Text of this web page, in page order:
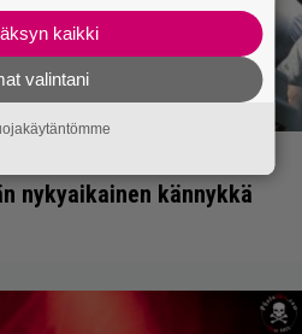
Bond-leffassa
nykyaikainen kännykkä
kaikki
valintani